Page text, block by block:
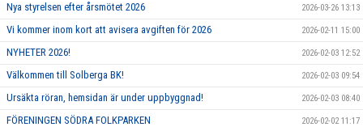
Nya styrelsen efter årsmötet 2026 2026-03-26 13:13
Vi kommer inom kort att avisera avgiften för 2026 2026-02-11 15:00
NYHETER 2026! 2026-02-03 12:52
Välkommen till Solberga BK! 2026-02-03 09:54
Ursäkta röran, hemsidan är under uppbyggnad! 2026-02-03 08:40
FÖRENINGEN SÖDRA FOLKPARKEN 2026-02-02 11:17